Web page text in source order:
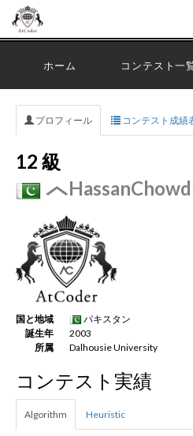
新規登録
ホーム コンテスト一
プロフィール コンテスト成績
12 級
国と地域
パキスタン
誕生年
2003
所属
Dalhousie University
コンテスト実績
Algorithm Heuristic